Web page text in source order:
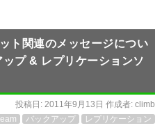
ト関連のメッセージについ
プ & レプリケーションソ
投稿日: 2011年9月13日 作成者: climb
バックアップ レプリケーション